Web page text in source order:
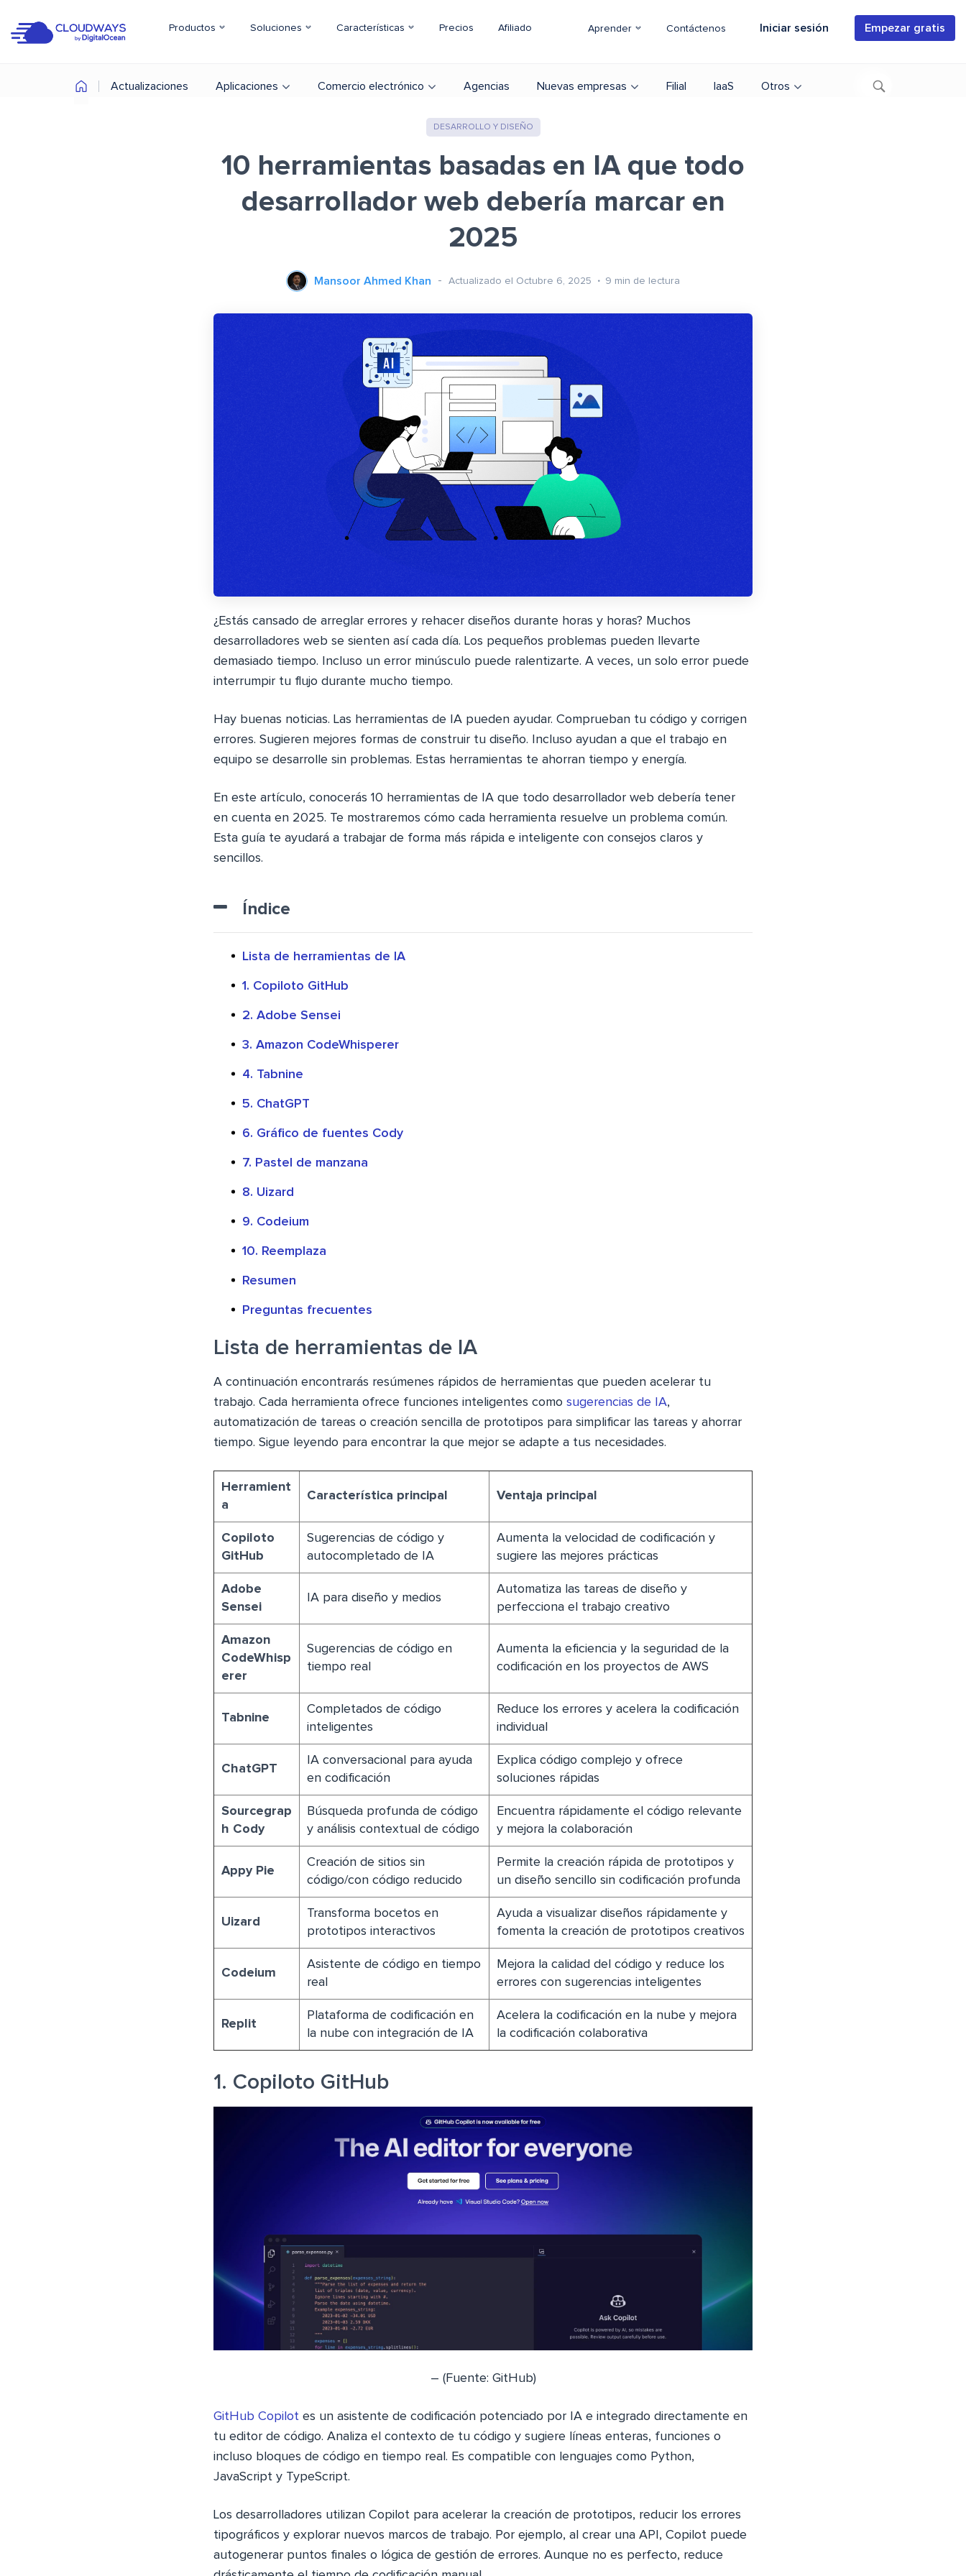
Productos Soluciones Características Precios Afiliado Aprender Contáctenos Iniciar sesión Empezar gratis
Actualizaciones Aplicaciones Comercio electrónico Agencias Nuevas empresas Filial IaaS Otros
DESARROLLO Y DISEÑO
10 herramientas basadas en IA que todo
desarrollador web debería marcar en
2025
Mansoor Ahmed Khan Actualizado el Octubre 6, 2025 9 min de lectura
¿Estás cansado de arreglar errores y rehacer diseños durante horas y horas? Muchos
desarrolladores web se sienten así cada día. Los pequeños problemas pueden llevarte
demasiado tiempo. Incluso un error minúsculo puede ralentizarte. A veces, un solo error puede
interrumpir tu flujo durante mucho tiempo.
Hay buenas noticias. Las herramientas de IA pueden ayudar. Comprueban tu código y corrigen
errores. Sugieren mejores formas de construir tu diseño. Incluso ayudan a que el trabajo en
equipo se desarrolle sin problemas. Estas herramientas te ahorran tiempo y energía.
En este artículo, conocerás 10 herramientas de IA que todo desarrollador web debería tener
en cuenta en 2025. Te mostraremos cómo cada herramienta resuelve un problema común.
Esta guía te ayudará a trabajar de forma más rápida e inteligente con consejos claros y
sencillos.
Índice
Lista de herramientas de IA
1. Copiloto GitHub
2. Adobe Sensei
3. Amazon CodeWhisperer
4. Tabnine
5. ChatGPT
6. Gráfico de fuentes Cody
7. Pastel de manzana
8. Uizard
9. Codeium
10. Reemplaza
Resumen
Preguntas frecuentes
Lista de herramientas de IA
A continuación encontrarás resúmenes rápidos de herramientas que pueden acelerar tu
trabajo. Cada herramienta ofrece funciones inteligentes como sugerencias de IA,
automatización de tareas o creación sencilla de prototipos para simplificar las tareas y ahorrar
tiempo. Sigue leyendo para encontrar la que mejor se adapte a tus necesidades.
Herramient
a
Característica principal Ventaja principal
Copiloto
GitHub
Sugerencias de código y
autocompletado de IA
Aumenta la velocidad de codificación y
sugiere las mejores prácticas
Adobe
Sensei
IA para diseño y medios
Automatiza las tareas de diseño y
perfecciona el trabajo creativo
Amazon
CodeWhisp
erer
Sugerencias de código en
tiempo real
Aumenta la eficiencia y la seguridad de la
codificación en los proyectos de AWS
Tabnine
Completados de código
inteligentes
Reduce los errores y acelera la codificación
individual
ChatGPT
IA conversacional para ayuda
en codificación
Explica código complejo y ofrece
soluciones rápidas
Sourcegrap
h Cody
Búsqueda profunda de código
y análisis contextual de código
Encuentra rápidamente el código relevante
y mejora la colaboración
Appy Pie
Creación de sitios sin
código/con código reducido
Permite la creación rápida de prototipos y
un diseño sencillo sin codificación profunda
Uizard
Transforma bocetos en
prototipos interactivos
Ayuda a visualizar diseños rápidamente y
fomenta la creación de prototipos creativos
Codeium
Asistente de código en tiempo
real
Mejora la calidad del código y reduce los
errores con sugerencias inteligentes
Replit
Plataforma de codificación en
la nube con integración de IA
Acelera la codificación en la nube y mejora
la codificación colaborativa
1. Copiloto GitHub
– (Fuente: GitHub)
GitHub Copilot es un asistente de codificación potenciado por IA e integrado directamente en
tu editor de código. Analiza el contexto de tu código y sugiere líneas enteras, funciones o
incluso bloques de código en tiempo real. Es compatible con lenguajes como Python,
JavaScript y TypeScript.
Los desarrolladores utilizan Copilot para acelerar la creación de prototipos, reducir los errores
tipográficos y explorar nuevos marcos de trabajo. Por ejemplo, al crear una API, Copilot puede
autogenerar puntos finales o lógica de gestión de errores. Aunque no es perfecto, reduce